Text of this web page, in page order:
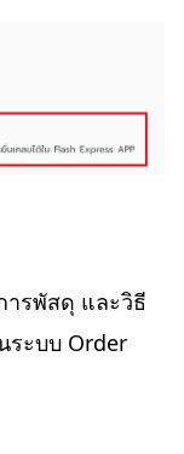
ารพัสดุ และวิธี
ระบบ Order